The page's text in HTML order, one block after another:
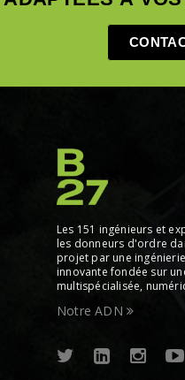
Les 151 ingénieurs et
les donneurs d'ordre
projet par une
innovante fondée sur
multispécialisée,
Notre ADN